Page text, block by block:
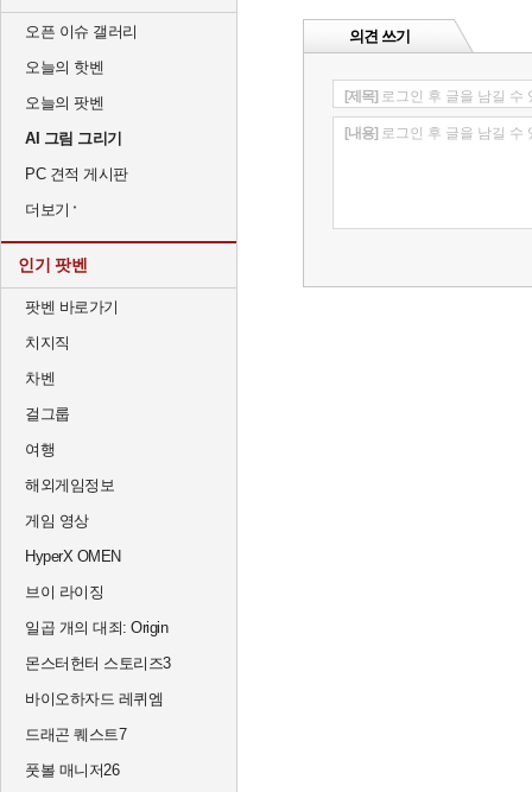
오픈 이슈 갤러리
오늘의 핫벤
오늘의 팟벤
AI 그림 그리기
PC 견적 게시판
더보기
인기 팟벤
팟벤 바로가기
치지직
차벤
걸그룹
여행
해외게임정보
게임 영상
HyperX OMEN
브이 라이징
일곱 개의 대죄: Origin
몬스터헌터 스토리즈3
바이오하자드 레퀴엠
드래곤 퀘스트7
풋볼 매니저26
의견 쓰기
[제목] 로그인 후 글을 남길 수
[내용] 로그인 후 글을 남길 수